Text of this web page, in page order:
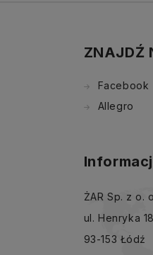
ZNAJDŹ
Facebook
Allegro
ŻAR Sp. z o.
ul. Henryka 18
93-153 Łódź